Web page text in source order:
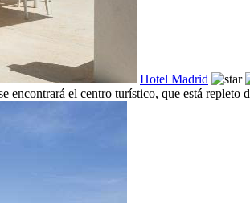
Hotel Madrid
el centro turístico, que está repleto